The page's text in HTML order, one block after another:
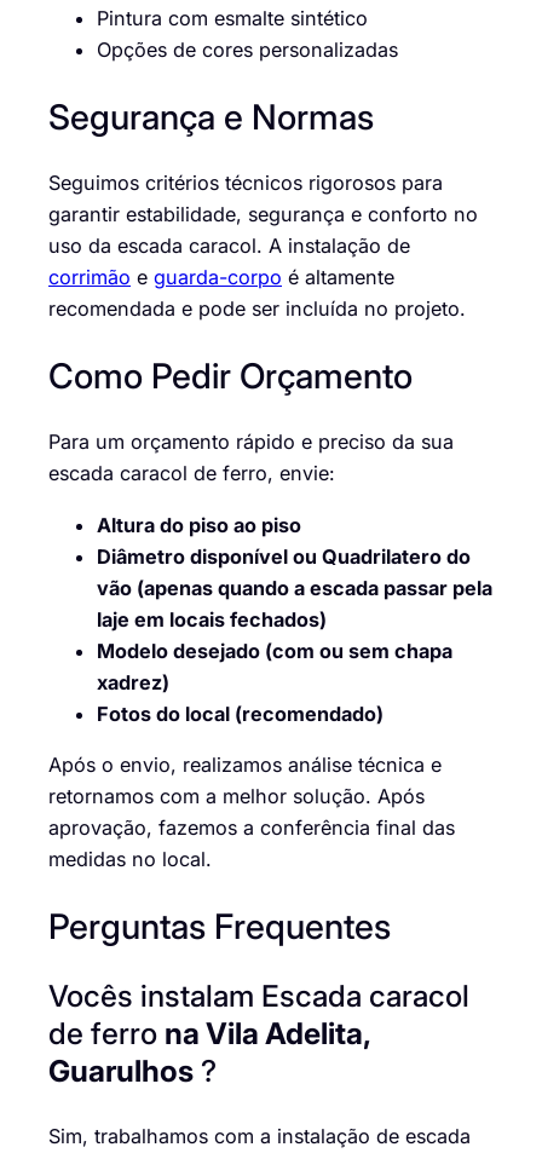
Pintura com esmalte sintético
Opções de cores personalizadas
Segurança e Normas
Seguimos critérios técnicos rigorosos para
garantir estabilidade, segurança e conforto no
uso da escada caracol. A instalação de
corrimão e guarda-corpo é altamente
recomendada e pode ser incluída no projeto.
Como Pedir Orçamento
Para um orçamento rápido e preciso da sua
escada caracol de ferro, envie:
Altura do piso ao piso
Diâmetro disponível ou Quadrilatero do
vão (apenas quando a escada passar pela
laje em locais fechados)
Modelo desejado (com ou sem chapa
xadrez)
Fotos do local (recomendado)
Após o envio, realizamos análise técnica e
retornamos com a melhor solução. Após
aprovação, fazemos a conferência final das
medidas no local.
Perguntas Frequentes
Vocês instalam Escada caracol
de ferro na Vila Adelita,
Guarulhos ?
Sim, trabalhamos com a instalação de escada